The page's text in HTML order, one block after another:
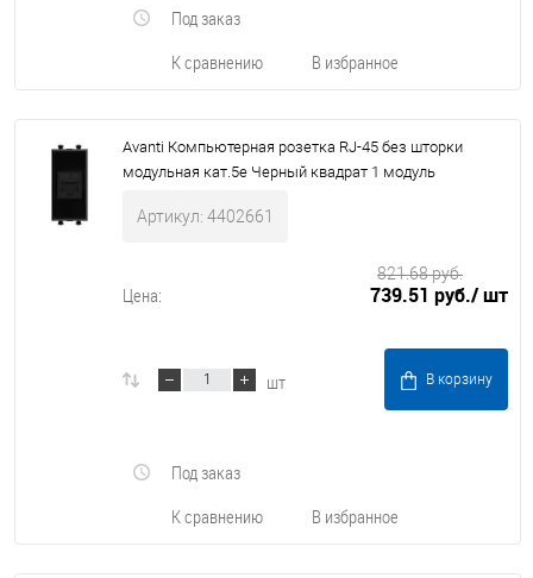
К сравнению В избранное
Под заказ
Avanti Компьютерная розетка RJ-45 без шторки
модульная кат.5е Черный квадрат 1 модуль
Артикул: 4402661
Цена: 739.51 руб./ шт
821.68 руб.
шт В корзину
К сравнению В избранное
Под заказ